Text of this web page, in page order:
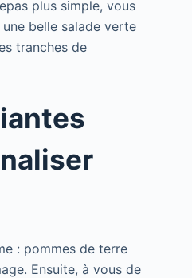
plus simple, vous
belle salade verte
tranches de
: pommes de terre
Ensuite, à vous de